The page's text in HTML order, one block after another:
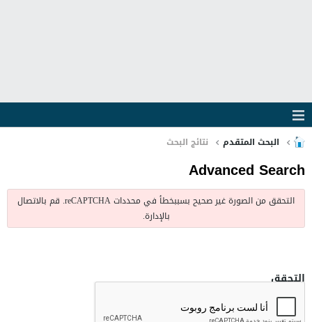
البحث المتقدم نتائج البحث
Advanced Search
التحقق من الصورة غير صحيح بسببخطأ في محددات reCAPTCHA. قم بالاتصال
بالإدارة.
التحقق